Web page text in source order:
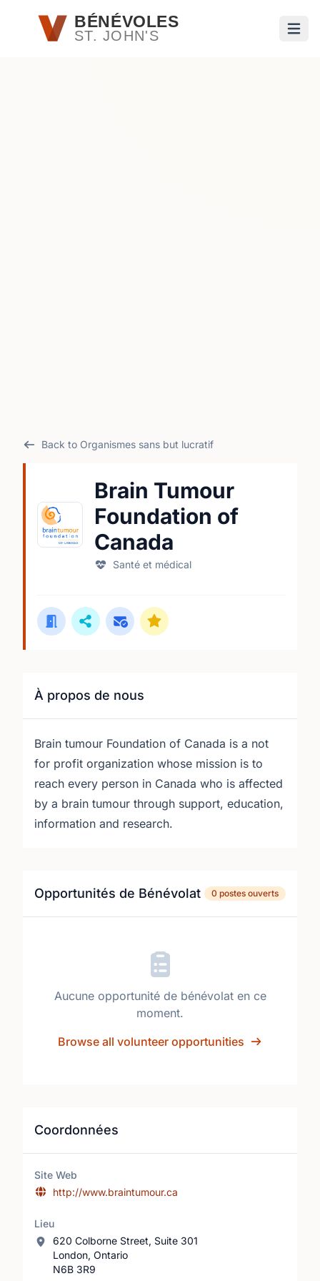
Passer au contenu principal
BÉNÉVOLES
ST. JOHN'S
Back to Organismes sans but lucratif
Brain Tumour
Foundation of
Canada
Santé et médical
À propos de nous
Brain tumour Foundation of Canada is a not
for profit organization whose mission is to
reach every person in Canada who is affected
by a brain tumour through support, education,
information and research.
Opportunités de Bénévolat 0 postes ouverts
Aucune opportunité de bénévolat en ce
moment.
Browse all volunteer opportunities
Coordonnées
Site Web
http://www.braintumour.ca
Lieu
620 Colborne Street, Suite 301
London, Ontario
N6B 3R9